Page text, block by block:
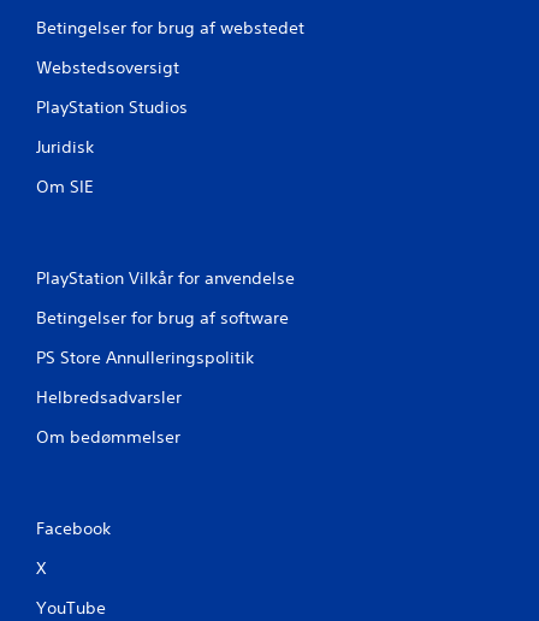
Betingelser for brug af webstedet
Webstedsoversigt
PlayStation Studios
Juridisk
Om SIE
PlayStation Vilkår for anvendelse
Betingelser for brug af software
PS Store Annulleringspolitik
Helbredsadvarsler
Om bedømmelser
Facebook
X
YouTube